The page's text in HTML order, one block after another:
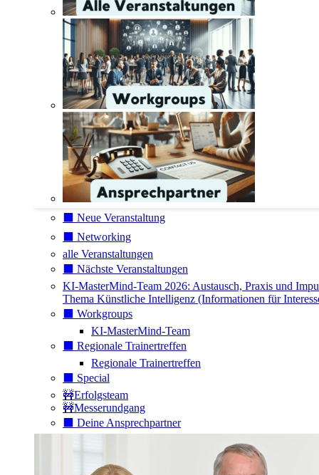
⬛️ Neue Veranstaltung
⬛️ Networking
alle Veranstaltungen
⬛️ Nächste Veranstaltungen
KI-MasterMind-Team 2026: Austausch, Praxis und
Thema Künstliche Intelligenz (Informationen für
⬛️ Workgroups
KI-MasterMind-Team
⬛️ Regionale Trainertreffen
Regionale Trainertreffen
⬛️ Special
🚧Erfolgsteam
🚧Messerundgang
⬛️ Deine Ansprechpartner